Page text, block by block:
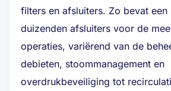
filters en afsluiters. Zo bevat een
duizenden afsluiters voor de
operaties, variërend van de
debieten, stoommanagement en
overdrukbeveiliging tot